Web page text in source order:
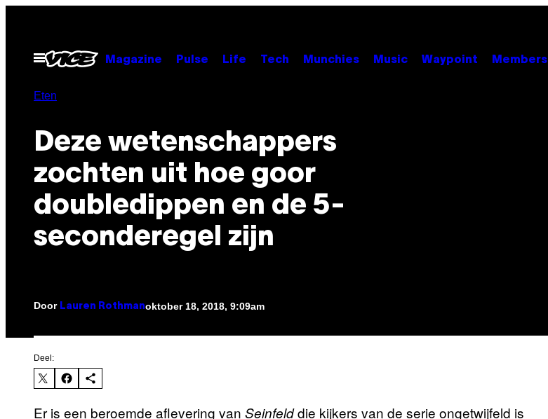
Open
menu
Magazine Pulse Life Tech Munchies Music Waypoint Members
Eten
Deze wetenschappers
zochten uit hoe goor
doubledippen en de 5-
seconderegel zijn
Door Lauren Rothmanoktober 18, 2018, 9:09am
Deel:
Er is een beroemde aflevering van Seinfelddie kijkers van de serie ongetwijfeld is